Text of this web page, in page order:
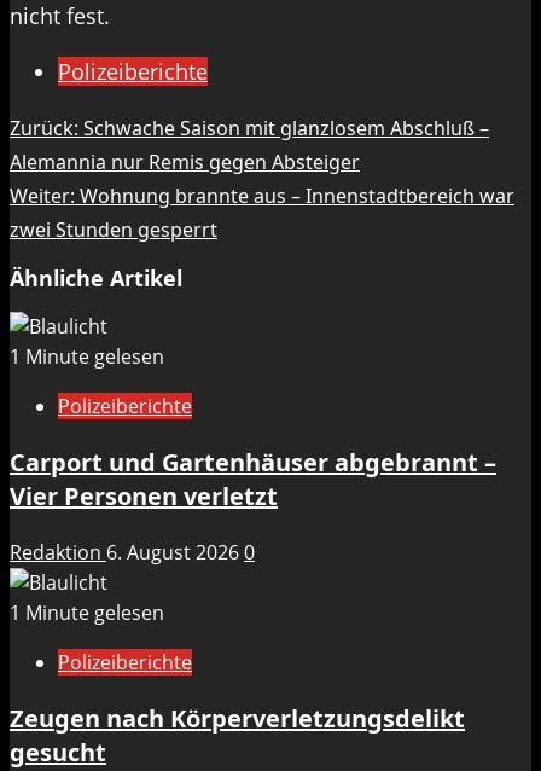
nicht fest.
Polizeiberichte
Beitragsnavigation
Zurück: Schwache Saison mit glanzlosem Abschluß –
Alemannia nur Remis gegen Absteiger
Weiter: Wohnung brannte aus – Innenstadtbereich war
zwei Stunden gesperrt
Ähnliche Artikel
1 Minute gelesen
Polizeiberichte
Carport und Gartenhäuser abgebrannt –
Vier Personen verletzt
Redaktion 6. August 20260
1 Minute gelesen
Polizeiberichte
Zeugen nach Körperverletzungsdelikt
gesucht